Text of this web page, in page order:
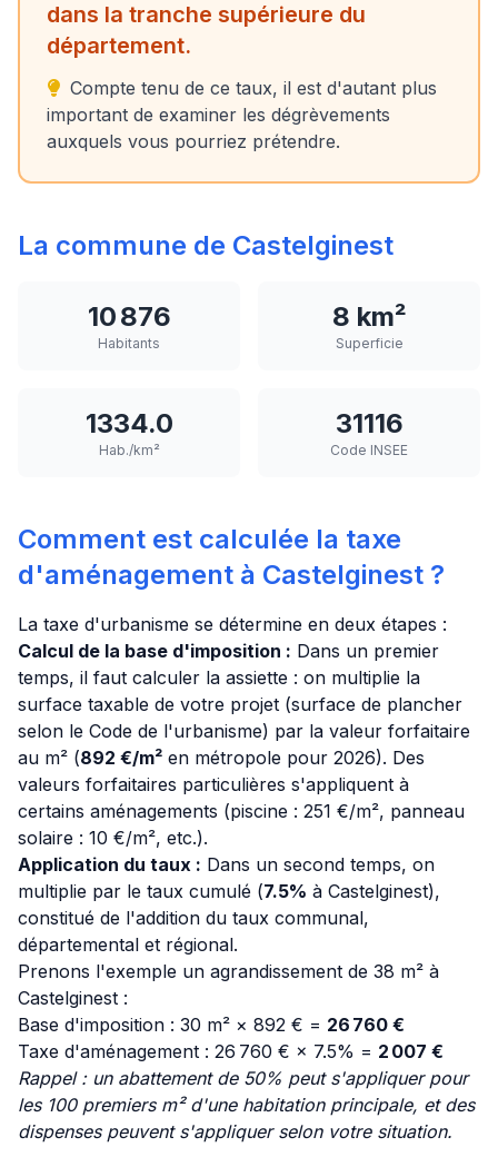
dans la tranche supérieure du
département.
Compte tenu de ce taux, il est d'autant plus
important de examiner les dégrèvements
auxquels vous pourriez prétendre.
La commune de Castelginest
10 876
Habitants
8 km²
Superficie
1334.0
Hab./km²
31116
Code INSEE
Comment est calculée la taxe
d'aménagement à Castelginest ?
La taxe d'urbanisme se détermine en deux étapes :
Calcul de la base d'imposition : Dans un premier
temps, il faut calculer la assiette : on multiplie la
surface taxable de votre projet (surface de plancher
selon le Code de l'urbanisme) par la valeur forfaitaire
au m² (892 €/m² en métropole pour 2026). Des
valeurs forfaitaires particulières s'appliquent à
certains aménagements (piscine : 251 €/m², panneau
solaire : 10 €/m², etc.).
Application du taux : Dans un second temps, on
multiplie par le taux cumulé (7.5% à Castelginest),
constitué de l'addition du taux communal,
départemental et régional.
Prenons l'exemple un agrandissement de 38 m² à
Castelginest :
Base d'imposition : 30 m² × 892 € = 26 760 €
Taxe d'aménagement : 26 760 € × 7.5% = 2 007 €
Rappel : un abattement de 50% peut s'appliquer pour
les 100 premiers m² d'une habitation principale, et des
dispenses peuvent s'appliquer selon votre situation.